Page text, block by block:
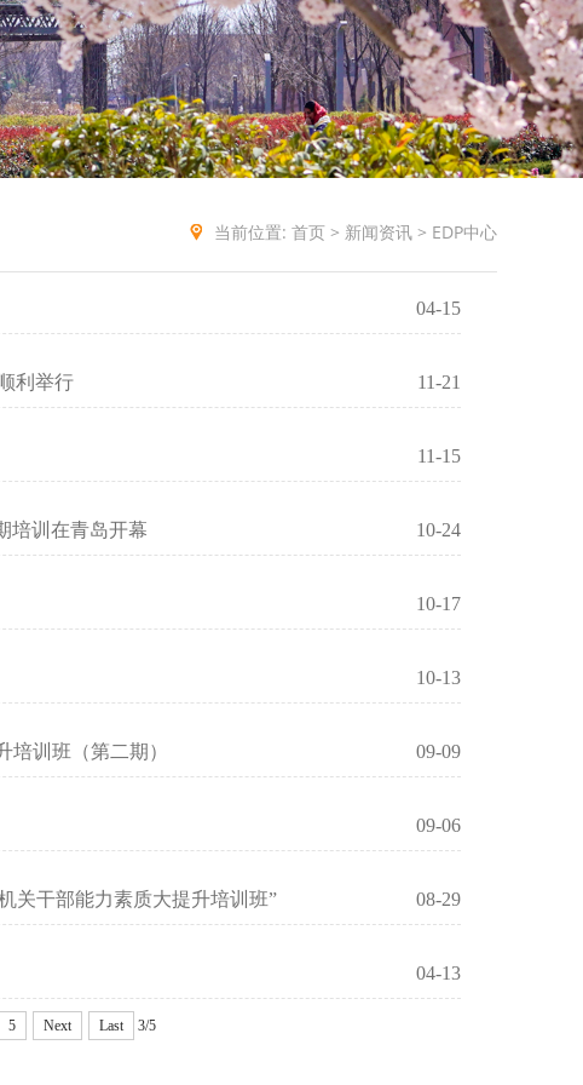
当前位置: 首页 > 新闻资讯 > EDP中心
04-15
11-21
利举行
11-15
10-24
培训在青岛开幕
10-17
10-13
09-09
训班（第二期）
09-06
08-29
关干部能力素质大提升培训班”
04-13
5 Next Last 3/5